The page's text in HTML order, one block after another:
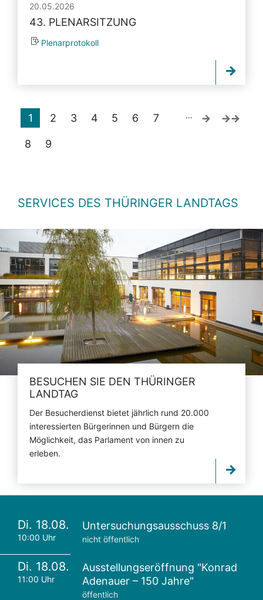
20.05.2026
43. PLENARSITZUNG
Plenarprotokoll
1 2 3 4 5 6 7
8 9
…
SERVICES DES THÜRINGER LANDTAGS
BESUCHEN SIE DEN THÜRINGER
LANDTAG
Der Besucherdienst bietet jährlich rund 20.000
interessierten Bürgerinnen und Bürgern die
Möglichkeit, das Parlament von innen zu
erleben.
Di. 18.08.
10:00 Uhr
Untersuchungsausschuss 8/1
nicht öffentlich
Di. 18.08.
11:00 Uhr
Ausstellungseröffnung "Konrad
Adenauer – 150 Jahre"
öffentlich